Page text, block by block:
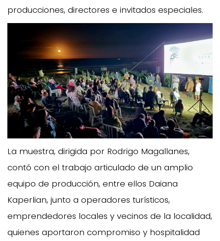
producciones, directores e invitados especiales.
La muestra, dirigida por Rodrigo Magallanes,
contó con el trabajo articulado de un amplio
equipo de producción, entre ellos Daiana
Kaperlian, junto a operadores turísticos,
emprendedores locales y vecinos de la localidad,
quienes aportaron compromiso y hospitalidad